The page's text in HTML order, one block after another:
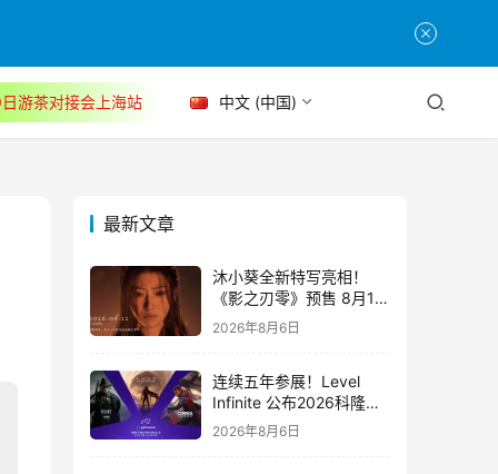
游茶对接会上海站 中文 (中国)
最新文章
沐小葵全新特写亮相！
《影之刃零》预售 8月12
日开启
2026年8月6日
连续五年参展！Level
Infinite 公布2026科隆游
戏展产品阵容
2026年8月6日